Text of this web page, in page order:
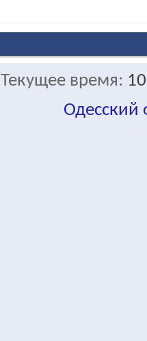
Текущее время:
Одесский